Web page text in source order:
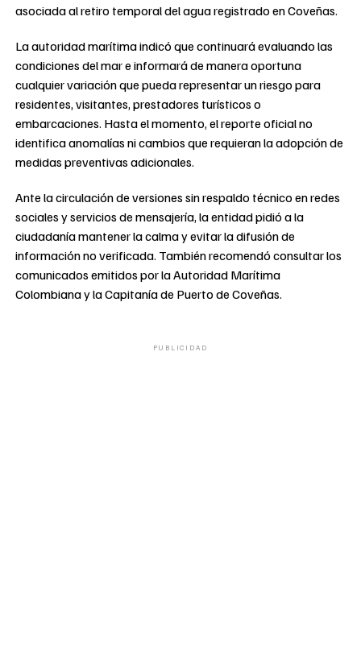
asociada al retiro temporal del agua registrado en Coveñas.
La autoridad marítima indicó que continuará evaluando las
condiciones del mar e informará de manera oportuna
cualquier variación que pueda representar un riesgo para
residentes, visitantes, prestadores turísticos o
embarcaciones. Hasta el momento, el reporte oficial no
identifica anomalías ni cambios que requieran la adopción de
medidas preventivas adicionales.
Ante la circulación de versiones sin respaldo técnico en redes
sociales y servicios de mensajería, la entidad pidió a la
ciudadanía mantener la calma y evitar la difusión de
información no verificada. También recomendó consultar los
comunicados emitidos por la Autoridad Marítima
Colombiana y la Capitanía de Puerto de Coveñas.
PUBLICIDAD